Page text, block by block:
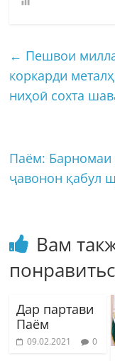
← Пешвои
коркарди
ниҳоӣ сохта
Паём: Барномаи
ҷавонон қабул
Вам
Дар партави
Паём
09.02.2021 0